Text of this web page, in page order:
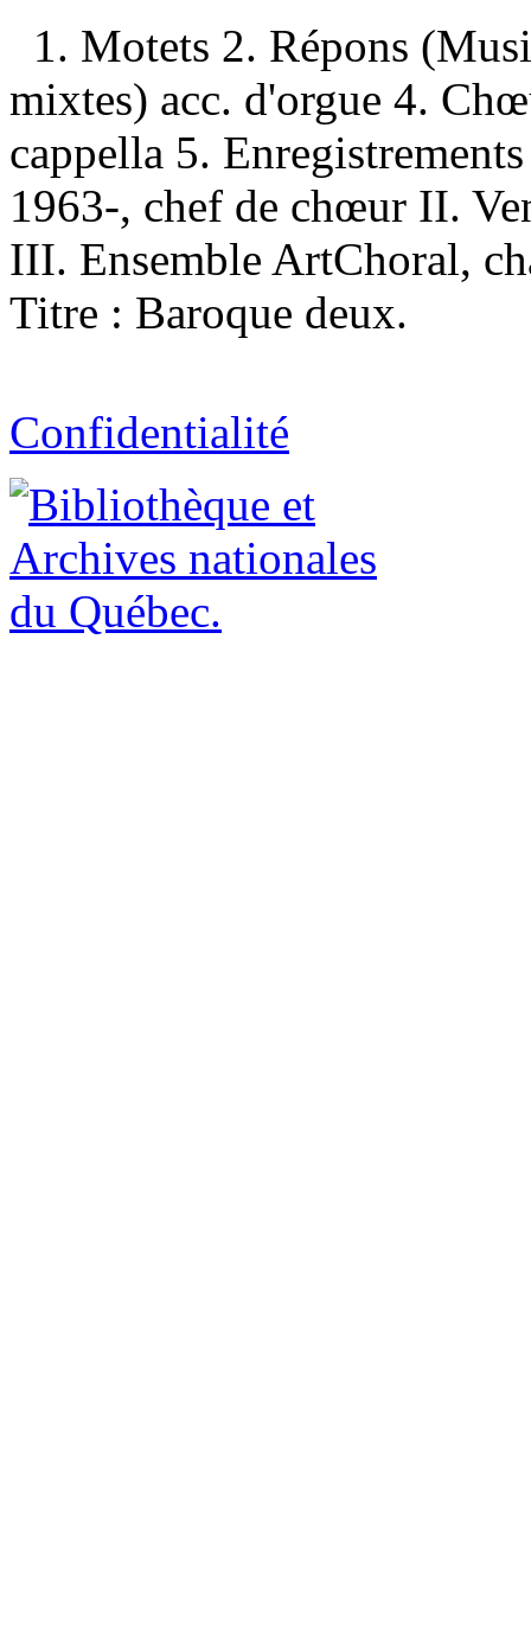
1. Motets 2. Répons
mixtes) acc. d'orgue 4.
cappella 5.
1963-, chef de chœur II.
III. Ensemble ArtChoral,
Titre : Baroque deux.
Confidentialité